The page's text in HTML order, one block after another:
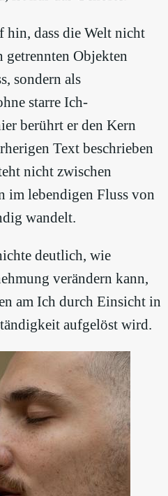
hin, dass die Welt nicht
getrennten Objekten
sondern als
starre Ich-
berührt er den Kern
Text beschrieben
nicht zwischen
im lebendigen Fluss von
wandelt.
deutlich, wie
verändern kann,
am Ich durch Einsicht in
aufgelöst wird.